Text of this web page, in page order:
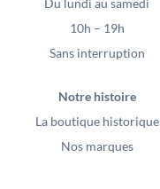
10h – 19h
Sans interruption
Notre histoire
La boutique historique
Nos marques